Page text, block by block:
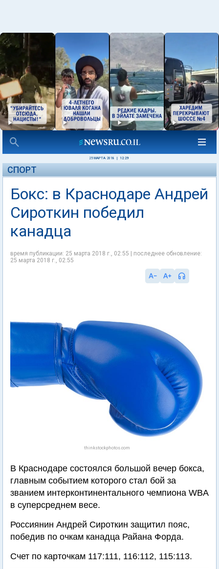
25 МАРТА 2018 12:29
СПОРТ
Бокс: в Краснодаре Андрей
Сироткин победил
канадца
время публикации: 25 марта 2018 г., 02:55 | последнее обновление:
25 марта 2018 г., 02:55
thinkstockphotos.com
В Краснодаре состоялся большой вечер бокса,
главным событием которого стал бой за
званием интерконтинентального чемпиона WBA
в суперсреднем весе.
Россиянин Андрей Сироткин защитил пояс,
победив по очкам канадца Райана Форда.
Счет по карточкам 117:111, 116:112, 115:113.